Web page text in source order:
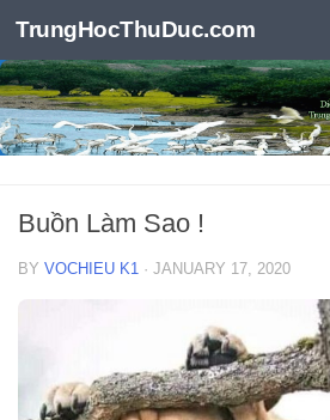
Skip to content
TrungHocThuDuc.com
Buồn Làm Sao !
BY VOCHIEU K1 · JANUARY 17, 2020